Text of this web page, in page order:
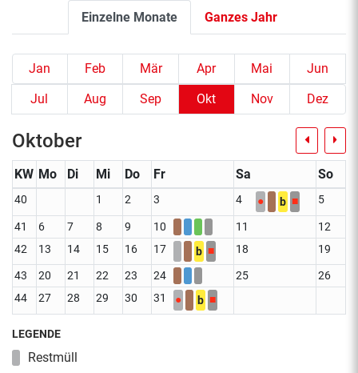
Einzelne Monate Ganzes Jahr
Jan Feb Mär Apr Mai
Jun
Jul
Aug Sep Okt Nov Dez
Oktober
KW Mo Di Mi Do Fr Sa So
40 1 2 3 4 ● b ■ 5
41 6 7 8 9 10 11
12
42
13 14 15 16 17 b ■ 18 19
43 20 21 22 23 24 25
26
44
27 28 29 30 31 ● b ■
LEGENDE
Restmüll